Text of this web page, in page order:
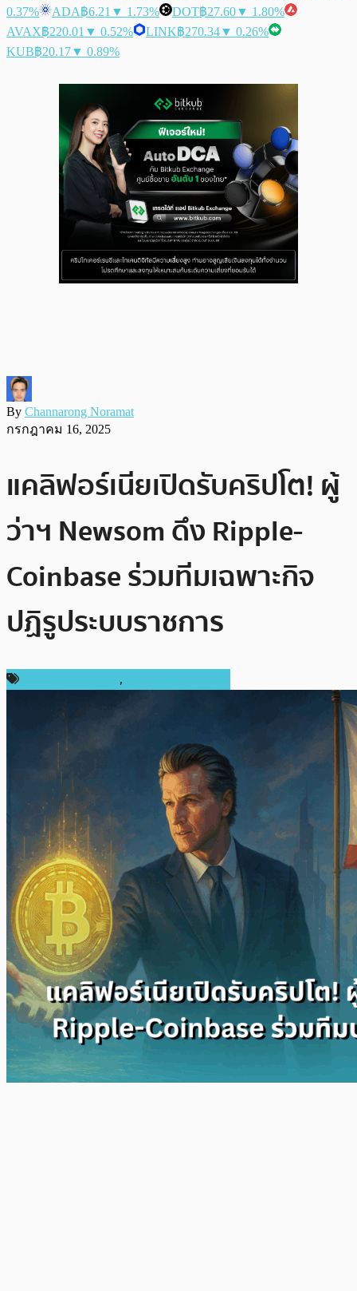
0.37%
ADA฿6.21 ▼ 1.73% DOT฿27.60▼ 1.80%
AVAX฿220.01 ▼ 0.52% LINK฿270.34▼ 0.26%
KUB฿20.17▼ 0.89%
By Channarong Noramat
กรกฎาคม 16, 2025
แคลิฟอร์เนียเปิดรับคริปโต! ผู้
ว่าฯ Newsom ดึง Ripple-
Coinbase ร่วมทีมเฉพาะกิจ
ปฏิรูประบบราชการ
,